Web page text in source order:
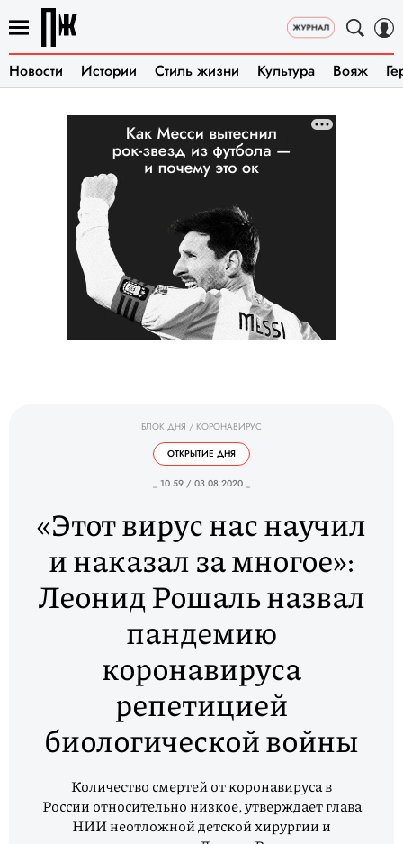
Новости Истории Стиль жизни Культура Вояж
БЛОК ДНЯ / КОРОНАВИРУС
ОТКРЫТИЕ ДНЯ
_ 10.59 / 03.08.2020 _
«Этот вирус нас научил
и наказал за многое»:
Леонид Рошаль назвал
пандемию
коронавируса
репетицией
биологической войны
Количество смертей от коронавируса в
России относительно низкое, утверждает глава
НИИ неотложной детской хирургии и